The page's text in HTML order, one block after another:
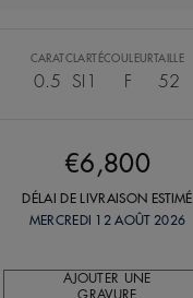
CARAT
0.5
CLARTÉ
SI1
COULEUR
F
TAILLE
52
€6,800
DÉLAI DE LIVRAISON ESTIMÉ
MERCREDI 12 AOÛT 2026
AJOUTER UNE
GRAVURE